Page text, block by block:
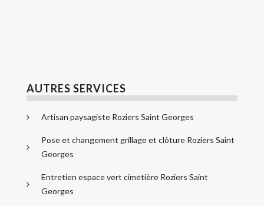
AUTRES SERVICES
Artisan paysagiste Roziers Saint Georges
Pose et changement grillage et clôture Roziers Saint
Georges
Entretien espace vert cimetière Roziers Saint
Georges